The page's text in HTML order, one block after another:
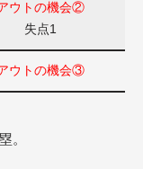
ウトの機会②
失点1
ウトの機会③
。